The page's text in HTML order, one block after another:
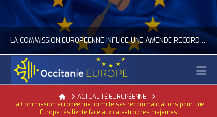
LA COMMISSION EUROPÉENNE INFLIGE UNE AMENDE RECORD À GOOGLE
ACTUALITÉ DE L'UNION EUROPÉENNE, ACTUALITÉ DE LA REPRÉSENTATION D’OCCITANIE EUROPE, NUMÉRIQUE- DIGITAL
HomeACTUALITÉ EUROPÉENNE
La Commission européenne formule ses recommandations pour une
Europe résiliente face aux catastrophes majeures